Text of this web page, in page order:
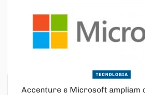
TECNOLOGIA
Accenture e Microsoft ampliam